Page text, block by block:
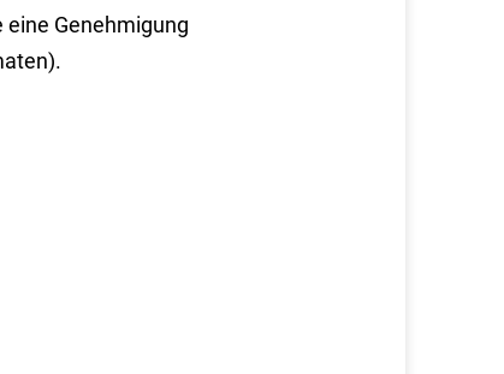
Genehmigung
.